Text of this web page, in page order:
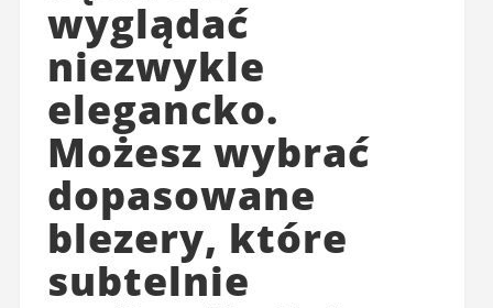
wyglądać
niezwykle
elegancko.
Możesz wybrać
dopasowane
blezery, które
subtelnie